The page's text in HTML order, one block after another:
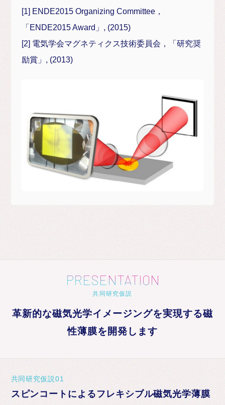
[1] ENDE2015 Organizing Committee，
「ENDE2015 Award」, (2015)
[2] 電気学会マグネティクス技術委員会，「研究奨
励賞」, (2013)
PRESENTATION
共同研究仮説
革新的な磁気光学イメージングを実現する磁
性薄膜を開発します
共同研究仮説01
スピンコートによるフレキシブル磁気光学薄膜